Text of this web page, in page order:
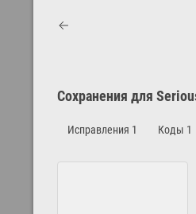
Сохранения для
Исправления 1 Коды 1